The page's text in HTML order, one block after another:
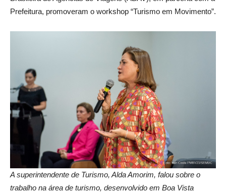
Prefeitura, promoveram o workshop “Turismo em Movimento”.
A superintendente de Turismo, Alda Amorim, falou sobre o
trabalho na área de turismo, desenvolvido em Boa Vista